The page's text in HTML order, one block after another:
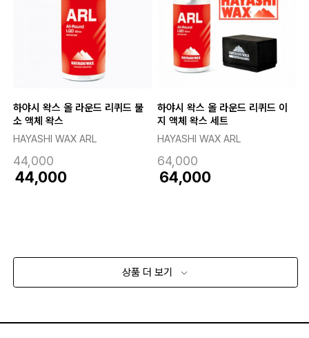
하야시 왁스 올 라운드 리퀴드 불
소 액체 왁스
HAYASHI WAX ARL
44,000
44,000
하야시 왁스 올 라운드 리퀴드 이
지 액체 왁스 세트
HAYASHI WAX ARL
64,000
64,000
상품 더 보기